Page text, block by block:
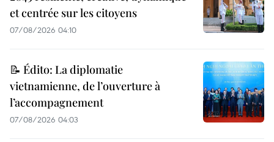
et centrée sur les citoyens
07/08/2026 04:10
📝 Édito: La diplomatie
vietnamienne, de l’ouverture à
l’accompagnement
07/08/2026 04:03